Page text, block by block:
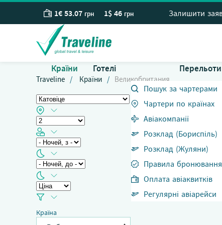
1€ 53.07 грн 1$ 46 грн Залишити
Країни Готелі Перельоти
Пошук за чартерами
Чартери по країнах
Авіакомпанії
Розклад (Бориспіль)
Розклад (Жуляни)
Правила бронювання
Оплата авіаквитків
Регулярні авіарейси
Traveline Країни Великобритания
Країна